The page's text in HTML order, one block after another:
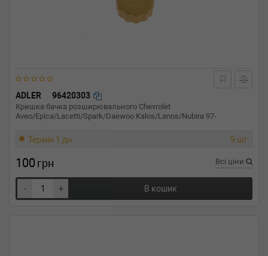
ADLER 96420303
Кришка бачка розширювального Chevrolet
Aveo/Epica/Lacetti/Spark/Daewoo Kalos/Lanos/Nubira 97-
Термін 1 дн. 9 шт.
100 грн Всі ціни
- + В кошик